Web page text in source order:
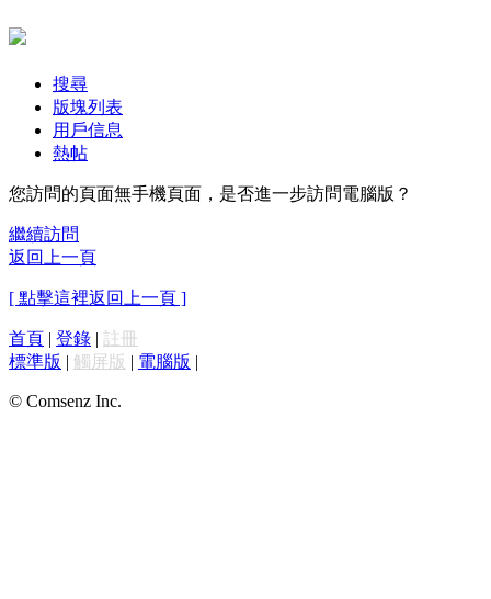
搜尋
版塊列表
用戶信息
熱帖
您訪問的頁面無手機頁面，是否進一步訪問電腦版？
繼續訪問
返回上一頁
[ 點擊這裡返回上一頁 ]
首頁 | 登錄 | 註冊
標準版 | 觸屏版 | 電腦版 |
© Comsenz Inc.